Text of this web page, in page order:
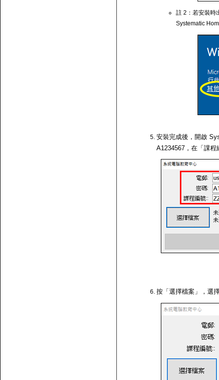
註 2：若安裝時
Systematic
安裝完成後，開啟
A1234567，在「課
按「選擇檔案」，選